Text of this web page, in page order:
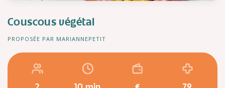
Couscous végétal
PROPOSÉE PAR MARIANNEPETIT